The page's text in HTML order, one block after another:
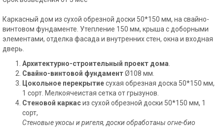
Каркасный дом из сухой обрезной доски 50*150 мм, на свайно-
винтовом фундаменте. Утепление 150 мм, крыша с доборными
элементами, отделка фасада и внутренних стен, окна и входная
дверь.
Архитектурно-строительный проект дома.
Свайно-винтовой фундаментØ108 мм.
Цокольное перекрытиесухая обрезная доска 50*150 мм,
1 сорт. Мелкоячеистая сетка от грызунов.
Стеновой каркасиз сухой обрезной доски 50*150 мм, 1
сорт,
Стеновые укосы и ригеля, доски обработаны огне-био